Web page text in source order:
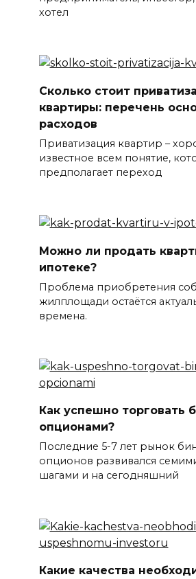
хотел
Сколько стоит
квартиры: перечень
расходов
Приватизация квартир –
известное всем понятие,
предполагает переход
Можно ли продать
ипотеке?
Проблема приобретения
жилплощади остаётся
времена.
Как успешно торговать
опционами?
Последние 5-7 лет рынок
опционов развивался
шагами и на сегодняшний
Какие качества